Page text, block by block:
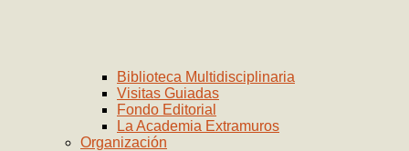
Biblioteca Multidisciplinaria
Visitas Guiadas
Fondo Editorial
La Academia Extramuros
Organización